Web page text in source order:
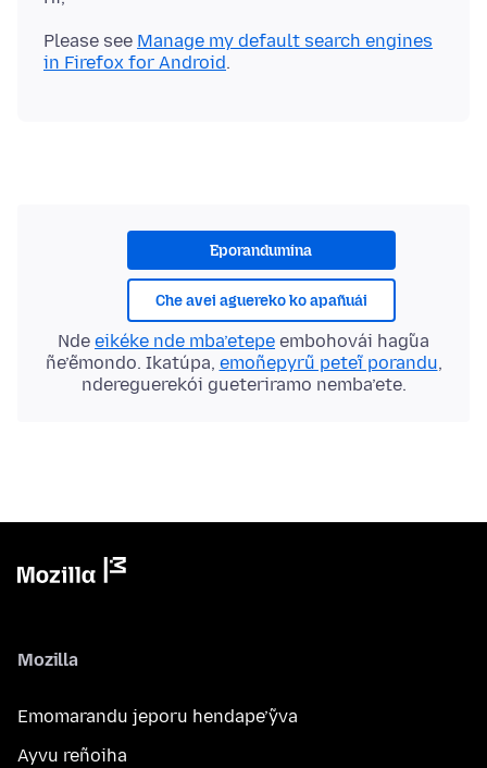
Please see Manage my default search engines
in Firefox for Android
Eporandumína
Che avei aguereko ko apañuái
Nde eikéke nde mba’etepe embohovái hag̃ua
ñe’ẽmondo. Ikatúpa, emoñepyrũ peteĩ porandu,
ndereguerekói gueteriramo nemba’ete.
Mozilla
Emomarandu jeporu hendape’ỹva
Ayvu reñoiha